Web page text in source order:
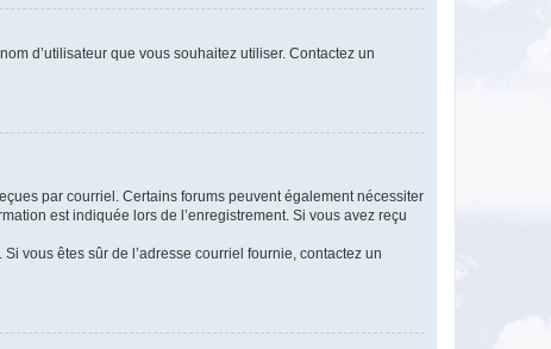
d’utilisateur que vous souhaitez utiliser. Contactez un
par courriel. Certains forums peuvent également nécessiter
est indiquée lors de l’enregistrement. Si vous avez reçu
vous êtes sûr de l’adresse courriel fournie, contactez un